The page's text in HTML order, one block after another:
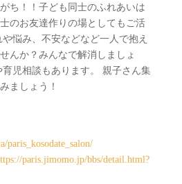
ち！！子ども同士のふれあいは
のお友達作りの場としてもご活
悩み、不安などなど一人で抱え
んか？みんなで解消しましょ
児相談もあります。 親子さん集
ましょう！
paris_kosodate_salon/
paris.jimomo.jp/bbs/detail.html?